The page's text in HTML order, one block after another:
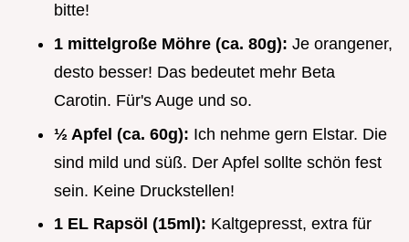
bitte!
1 mittelgroße Möhre (ca. 80g): Je orangener,
desto besser! Das bedeutet mehr Beta
Carotin. Für's Auge und so.
½ Apfel (ca. 60g): Ich nehme gern Elstar. Die
sind mild und süß. Der Apfel sollte schön fest
sein. Keine Druckstellen!
1 EL Rapsöl (15ml): Kaltgepresst, extra für